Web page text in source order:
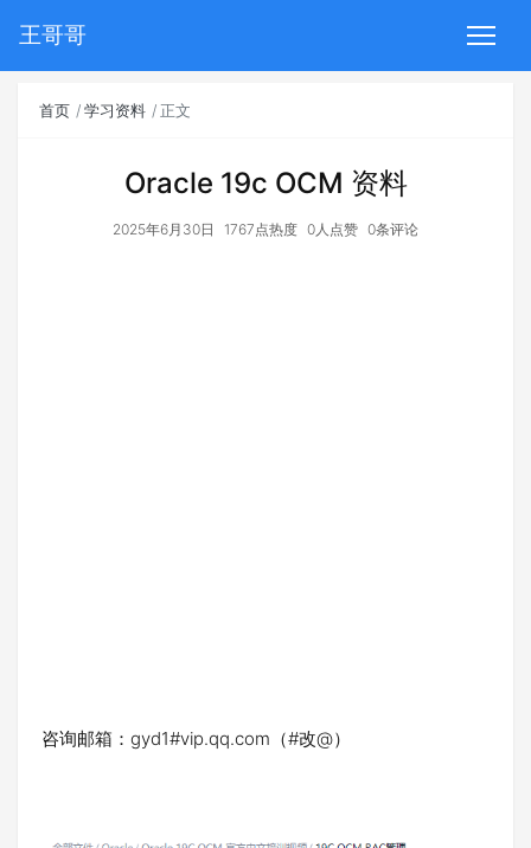
王哥哥
首页 学习资料 正文
Oracle 19c OCM 资料
2025年6月30日 1767点热度 0人点赞 0条评论
咨询邮箱：gyd1#vip.qq.com（#改@）